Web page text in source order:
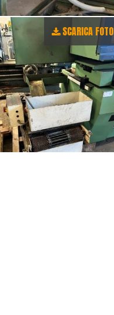
SCARICA FOTO